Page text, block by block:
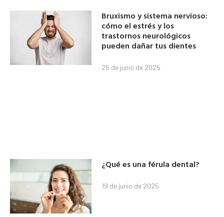
Bruxismo y sistema nervioso:
cómo el estrés y los
trastornos neurológicos
pueden dañar tus dientes
26 de junio de 2025
¿Qué es una férula dental?
19 de junio de 2025